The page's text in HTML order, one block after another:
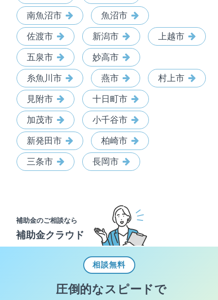
南魚沼市 魚沼市
佐渡市 新潟市 上越市
五泉市 妙高市
糸魚川市 燕市 村上市
見附市 十日町市
加茂市 小千谷市
新発田市 柏崎市
三条市 長岡市
補助金のご相談なら
補助金クラウド
相談無料
圧倒的なスピードで